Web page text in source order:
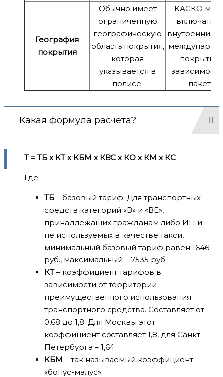
География
покрытия
Обычно имеет
ограниченную
географическую
область покрытия,
которая
указывается в
полисе.
КАСКО
включать
внутренние,
покрытия
пакета.
Какая формула расчета?
Т = ТБ x КТ x КБМ x КВС x КО x КМ x КС
Где:
ТБ – базовый тариф. Для транспортных
средств категорий «В» и «ВЕ»,
принадлежащих гражданам либо ИП и
не используемых в качестве такси,
минимальный базовый тариф равен 1646
руб., максимальный – 7535 руб.
КТ– коэффициент тарифов в
зависимости от территории
преимущественного использования
транспортного средства. Составляет от
0,68 до 1,8. Для Москвы этот
коэффициент составляет 1,8, для Санкт-
Петербурга – 1,64.
КБМ – так называемый коэффициент
«бонус-малус».